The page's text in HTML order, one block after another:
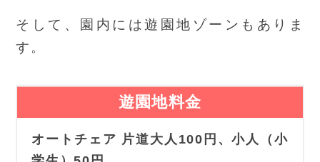
そして、園内には遊園地ゾーンもありま
す。
遊園地料金
オートチェア 片道大人100円、小人（小